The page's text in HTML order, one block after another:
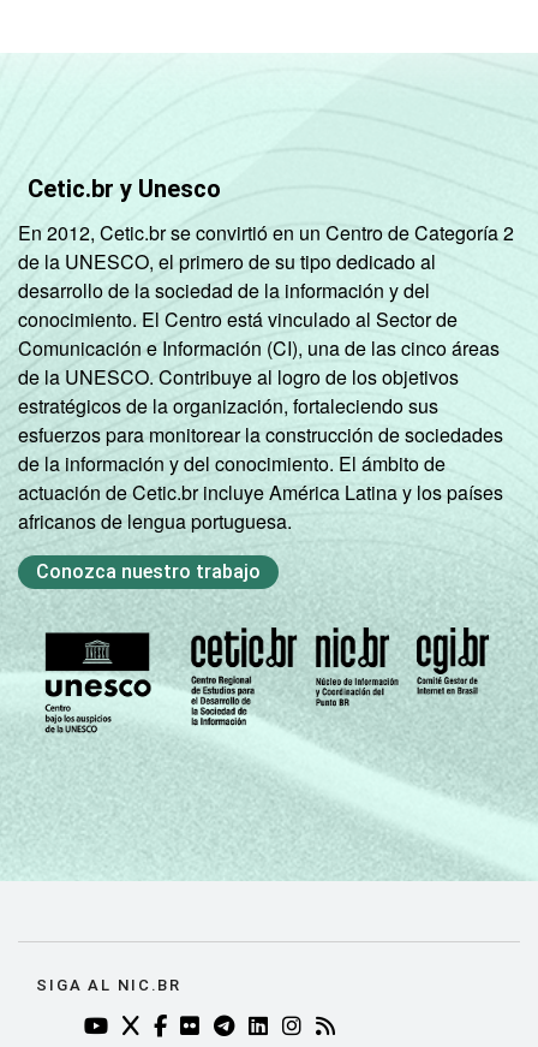
Cetic.br y Unesco
En 2012, Cetic.br se convirtió en un Centro de Categoría 2
de la UNESCO, el primero de su tipo dedicado al
desarrollo de la sociedad de la información y del
conocimiento. El Centro está vinculado al Sector de
Comunicación e Información (CI), una de las cinco áreas
de la UNESCO. Contribuye al logro de los objetivos
estratégicos de la organización, fortaleciendo sus
esfuerzos para monitorear la construcción de sociedades
de la información y del conocimiento. El ámbito de
actuación de Cetic.br incluye América Latina y los países
africanos de lengua portuguesa.
Conozca nuestro trabajo
SIGA AL NIC.BR
YOUTUBE DO NIC.BR (ABRE EM NOVA ABA)
TWITTER DO NIC.BR (ABRE EM NOVA ABA)
FACEBOOK DO NIC.BR (ABRE EM NOVA
FLICKR DO NIC.BR (ABRE EM NOVA
TELEGRAM DO NIC.BR (ABRE EM
LINKEDIN DO NIC.BR (ABRE
INSTAGRAM DO NIC.BR
RSS DO NIC.BR (ABRE